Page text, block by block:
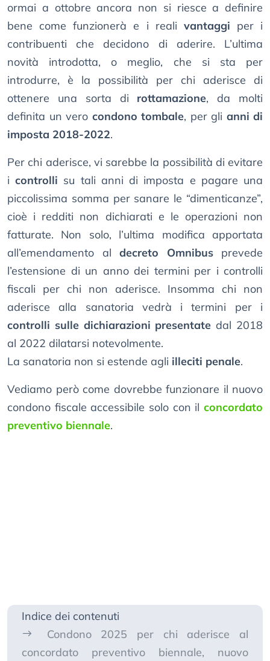
ormai a ottobre ancora non si riesce a definire
bene come funzionerà e i reali vantaggi per i
contribuenti che decidono di aderire. L’ultima
novità introdotta, o meglio, che si sta per
introdurre, è la possibilità per chi aderisce di
ottenere una sorta di rottamazione, da molti
definita un vero condono tombale, per gli anni di
imposta 2018-2022.
Per chi aderisce, vi sarebbe la possibilità di evitare
icontrolli su tali anni di imposta e pagare una
piccolissima somma per sanare le “dimenticanze”,
cioè i redditi non dichiarati e le operazioni non
fatturate. Non solo, l’ultima modifica apportata
all’emendamento al decreto Omnibusprevede
l’estensione di un anno dei termini per i controlli
fiscali per chi non aderisce. Insomma chi non
aderisce alla sanatoria vedrà i termini per i
controlli sulle dichiarazioni presentatedal 2018
al 2022 dilatarsi notevolmente.
La sanatoria non si estende agli illeciti penale.
Vediamo però come dovrebbe funzionare il nuovo
condono fiscale accessibile solo con il concordato
preventivo biennale.
Indice dei contenuti
Condono 2025 per chi aderisce al
concordato preventivo biennale, nuovo